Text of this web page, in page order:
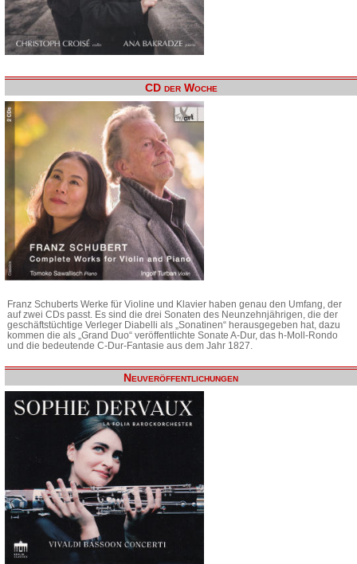
CD der Woche
Franz Schuberts Werke für Violine und Klavier haben genau den Umfang, der
auf zwei CDs passt. Es sind die drei Sonaten des Neunzehnjährigen, die der
geschäftstüchtige Verleger Diabelli als „Sonatinen“ herausgegeben hat, dazu
kommen die als „Grand Duo“ veröffentlichte Sonate A-Dur, das h-Moll-Rondo
und die bedeutende C-Dur-Fantasie aus dem Jahr 1827.
Neuveröffentlichungen